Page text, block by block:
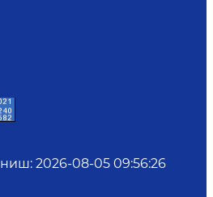
: 2026-08-05 09:56:26